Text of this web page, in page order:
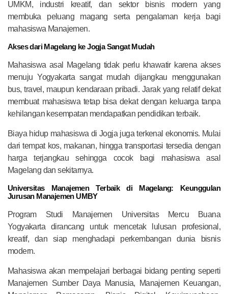
UMKM, industri kreatif, dan sektor bisnis modern yang
membuka peluang magang serta pengalaman kerja bagi
mahasiswa Manajemen.
Akses dari Magelang ke Jogja Sangat Mudah
Mahasiswa asal Magelang tidak perlu khawatir karena akses
menuju Yogyakarta sangat mudah dijangkau menggunakan
bus, travel, maupun kendaraan pribadi. Jarak yang relatif dekat
membuat mahasiswa tetap bisa dekat dengan keluarga tanpa
kehilangan kesempatan mendapatkan pendidikan terbaik.
Biaya hidup mahasiswa di Jogja juga terkenal ekonomis. Mulai
dari tempat kos, makanan, hingga transportasi tersedia dengan
harga terjangkau sehingga cocok bagi mahasiswa asal
Magelang dan sekitarnya.
Universitas Manajemen Terbaik di Magelang: Keunggulan
Jurusan Manajemen UMBY
Program Studi Manajemen Universitas Mercu Buana
Yogyakarta dirancang untuk mencetak lulusan profesional,
kreatif, dan siap menghadapi perkembangan dunia bisnis
modern.
Mahasiswa akan mempelajari berbagai bidang penting seperti
Manajemen Sumber Daya Manusia, Manajemen Keuangan,